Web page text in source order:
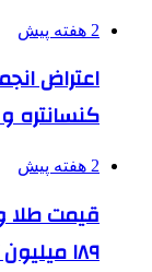
2 هفته پیش
اعتراض
کنسانتره
2 هفته پیش
قیمت طلا
۱۸۹ میلیون تومان